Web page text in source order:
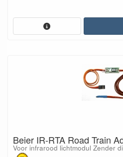
Beier IR-RTA Road Train
Voor infrarood lichtmodul Zender